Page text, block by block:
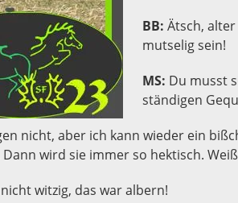
BB: Ätsch,
mutselig sein!
MS: Du musst
ständigen
nicht, aber ich kann wieder ein
wird sie immer so hektisch.
witzig, das war albern!